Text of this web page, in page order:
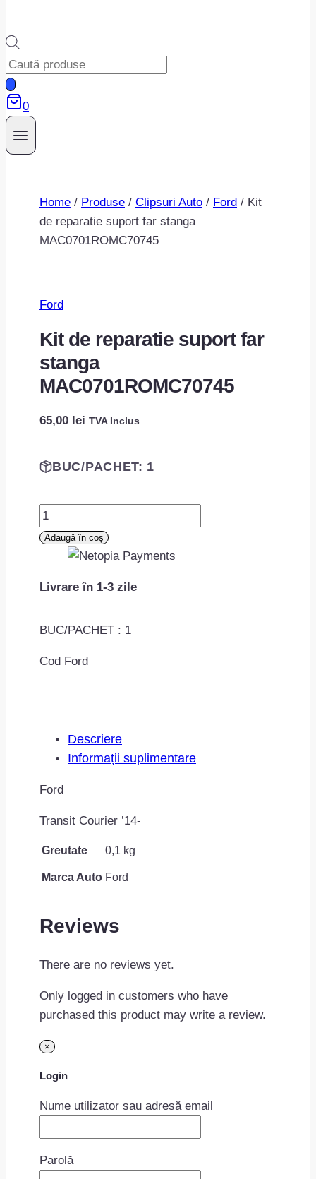
Products
search
0
Home / Produse / Clipsuri Auto / Ford / Kit
de reparatie suport far stanga
MAC0701ROMC70745
Ford
Kit de reparatie suport far
stanga
MAC0701ROMC70745
65,00 lei TVA Inclus
BUC/PACHET: 1
Cantitate
Kit
suport
stanga
Adaugă în coș
Livrare în 1-3 zile
BUC/PACHET : 1
Cod Ford
Descriere
Informații suplimentare
Ford
Transit Courier ’14-
Greutate 0,1 kg
Marca Auto Ford
Reviews
There are no reviews yet.
Only logged in customers who have
purchased this product may write a review.
×
Login
Nume utilizator sau adresă email
Parolă